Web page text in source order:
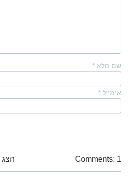
שם מלא *
אימייל *
Comments: 1 הצג